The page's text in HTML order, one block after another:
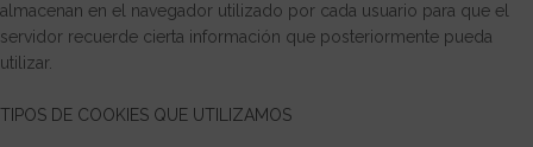
almacenan en el navegador utilizado por cada usuario para que el
servidor recuerde cierta información que posteriormente pueda
utilizar.
TIPOS DE COOKIES QUE UTILIZAMOS